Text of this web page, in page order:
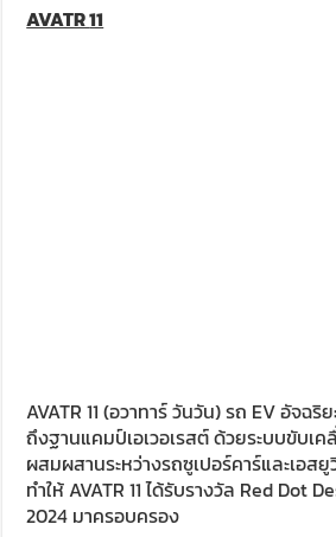
AVATR11
AVATR 11 (อวาทาร์ วันวัน) รถ EV อัจฉ
ถึงฐานแคมป์เอเวอเรสต์ ด้วยระบบขับเ
ผสมผสานระหว่างรถซูเปอร์คาร์และเอส
ทำให้ AVATR 11 ได้รับรางวัล Red Dot
2024 มาครอบครอง